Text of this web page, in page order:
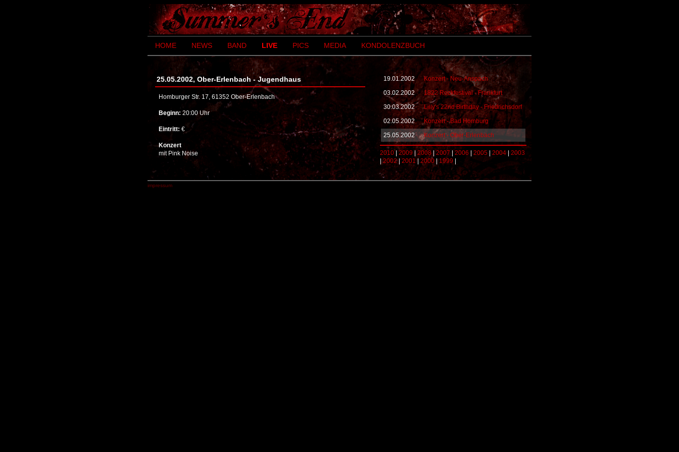
HOME NEWS BAND LIVE PICS MEDIA KONDOLENZBUCH
25.05.2002, Ober-Erlenbach - Jugendhaus
Homburger Str. 17, 61352 Ober-Erlenbach
Beginn: 20:00 Uhr
Eintritt: €
Konzert
mit Pink Noise
19.01.2002
Konzert - Neu-Anspach
03.02.2002
1822 Rockfestival - Frankfurt
30.03.2002
Lilly's 22nd Birthday - Friedrichsdorf
02.05.2002
Konzert - Bad Homburg
25.05.2002
Konzert - Ober-Erlenbach
2010|2009|2008| 2007| 2006 | 2005 2004| 2003
|2002|2001|2000|1999
impressum